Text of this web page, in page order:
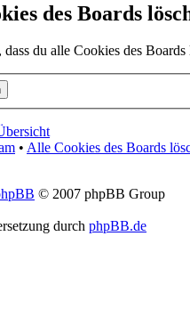
des Boards
du alle Cookies des Boards
• Alle Cookies des Boards
© 2007 phpBB Group
durch phpBB.de